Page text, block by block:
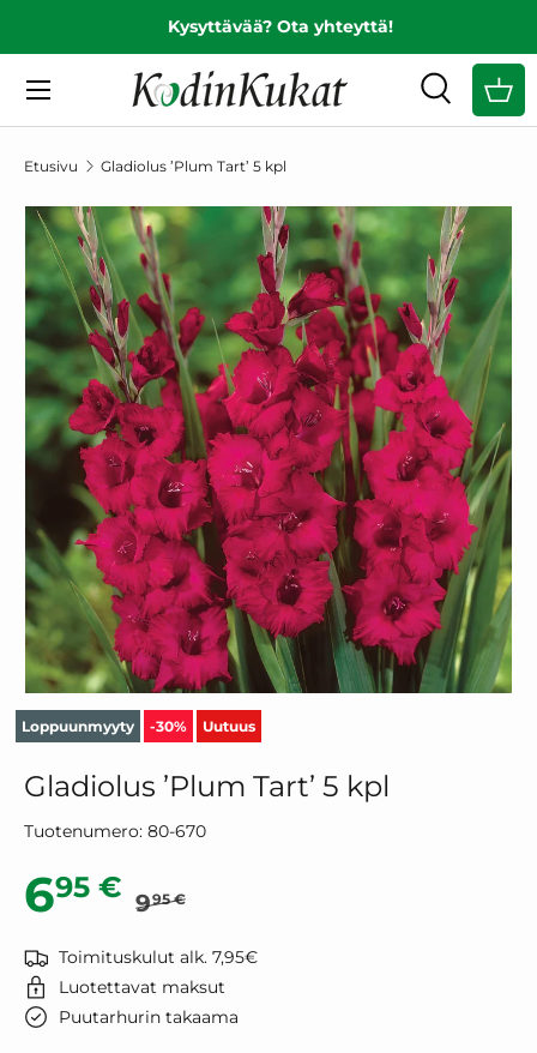
SIIRRY SISÄLTÖÖN
Kysyttävää? Ota yhteyttä!
Hae
Haku
Valikko
Etusivu Gladiolus ’Plum Tart’ 5 kpl
SIIRRY TUOTETIETOIHIN
Loppuunmyyty -30% Uutuus
Gladiolus ’Plum Tart’ 5 kpl
Tuotenumero: 80-670
Alennushinta
695 € 995 €
Toimituskulut alk. 7,95€
Luotettavat maksut
Puutarhurin takaama